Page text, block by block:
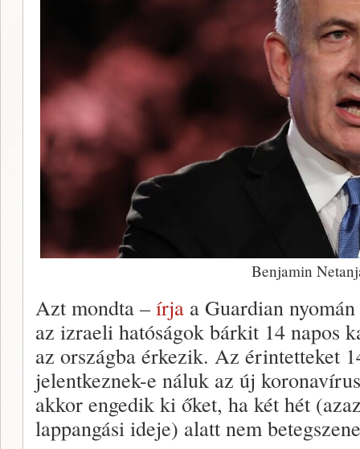
Benjamin
Azt mondta – írja a Guardian
az izraeli hatóságok bárkit 14 napos
az országba érkezik. Az érintetteket
jelentkeznek-e náluk az új
akkor engedik ki őket, ha két hét
lappangási ideje) alatt nem